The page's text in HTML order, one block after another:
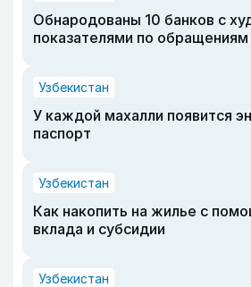
Обнародованы 10 банков с
показателями по обращениям
Узбекистан
У каждой махалли появится
паспорт
Узбекистан
Как накопить на жилье с
вклада и субсидии
Узбекистан